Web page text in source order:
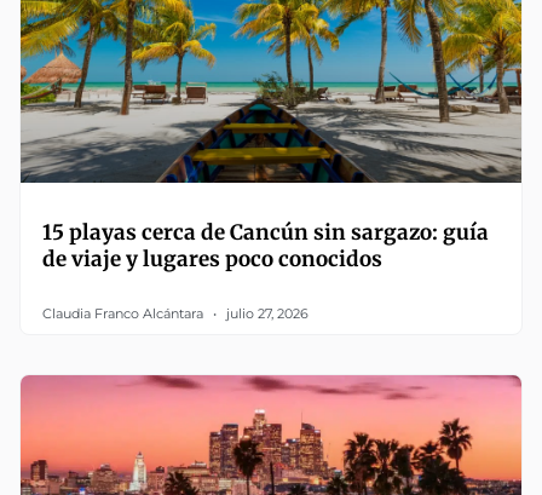
15 playas cerca de Cancún sin sargazo: guía
de viaje y lugares poco conocidos
Claudia Franco Alcántara julio 27, 2026